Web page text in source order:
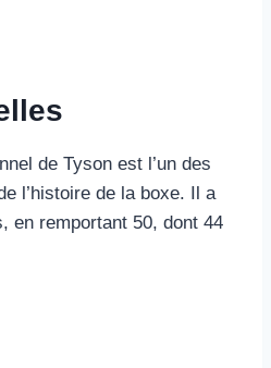
de Tyson est l’un des
l’histoire de la boxe. Il a
en remportant 50, dont 44